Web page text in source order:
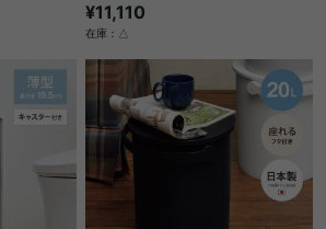
¥11,110
在庫：△